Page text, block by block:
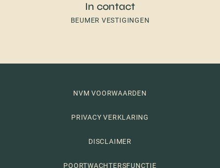
In contact
BEUMER VESTIGINGEN
NVM VOORWAARDEN
PRIVACY VERKLARING
DISCLAIMER
POORTWACHTERSFUNCTIE